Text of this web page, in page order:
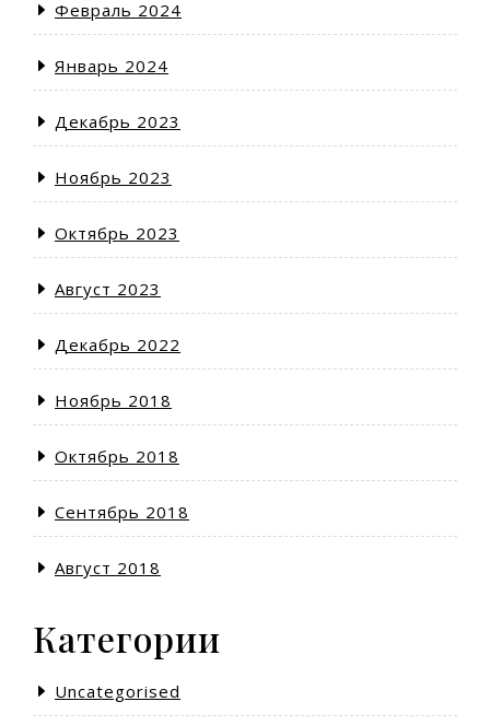
Февраль 2024
Январь 2024
Декабрь 2023
Ноябрь 2023
Октябрь 2023
Август 2023
Декабрь 2022
Ноябрь 2018
Октябрь 2018
Сентябрь 2018
Август 2018
Категории
Uncategorised